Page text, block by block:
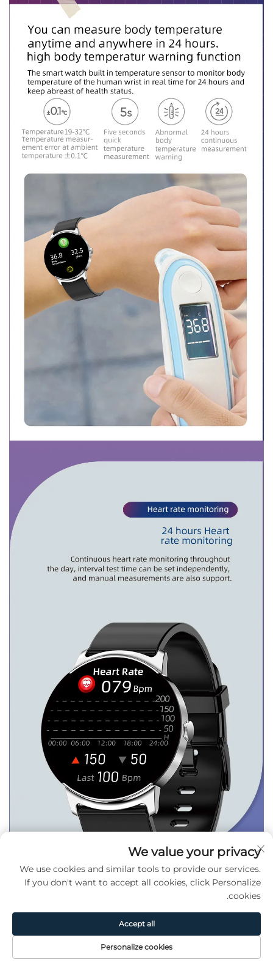
الصفحة الرئيسية المنتج حول اتصل بنا
We value your privacy
We use cookies and similar tools to provide our services.
If you don't want to accept all cookies, click Personalize
cookies.
Personalize cookies
Accept all